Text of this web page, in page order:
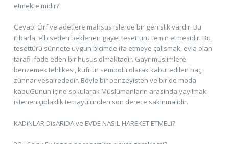
etmekte midir?
Cevap: Örf ve adetlere mahsus islerde bir genislik vardir. Bu
itibarla, elbiseden beklenen gaye, tesettürü temin etmesidir. Bu
tesettürü sünnete uygun biçimde ifa etmeye çalismak, evla olan
tarafi ifade eden bir husus olmaktadir. Gayrimüslimlere
benzemek tehlikesi, küfrün sembolü olarak kabul edilen haç,
zünnar vesairededir. Böyle bir benzeyisten ve bir de moda
kabuGunun içine sokularak Müslümanlarin arasinda yayilmak
istenen çiplaklik temayülünden son derece sakinmalidir.
KADiNLAR DisARiDA ve EVDE NASiL HAREKET ETMELi?